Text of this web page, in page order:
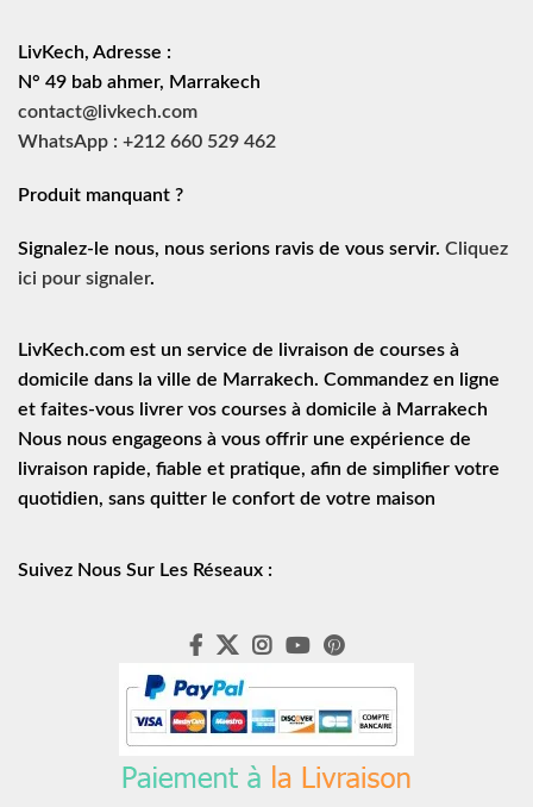
LivKech, Adresse :
N° 49 bab ahmer, Marrakech
contact@livkech.com
WhatsApp : +212 660 529 462
Produit manquant ?
Signalez-le nous, nous serions ravis de vous servir. Cliquez
ici pour signaler.
LivKech.com est un service de
livraison de courses à
domicile dans la ville de Marrakech. Commandez en ligne
et faites-vous livrer vos courses à domicile à Marrakech
Nous nous engageons à vous offrir une expérience de
livraison rapide, fiable et pratique, afin de simplifier votre
quotidien, sans quitter le confort de votre maison
Suivez Nous Sur Les Réseaux :